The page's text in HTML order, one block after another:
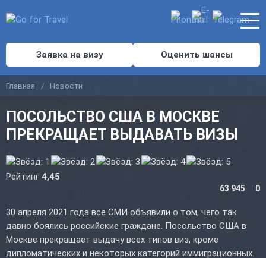
Заявка на визу Оценить шансы
Главная Новости
ПОСОЛЬСТВО США В МОСКВЕ
ПРЕКРАЩАЕТ ВЫДАВАТЬ ВИЗЫ
Рейтинг 4,45
63 945 0
30 апреля 2021 года все СМИ объявили о том, чего так
давно боялись российские граждане. Посольство США в
Москве прекращает выдачу всех типов виз, кроме
дипломатических и некоторых категорий иммиграционных.